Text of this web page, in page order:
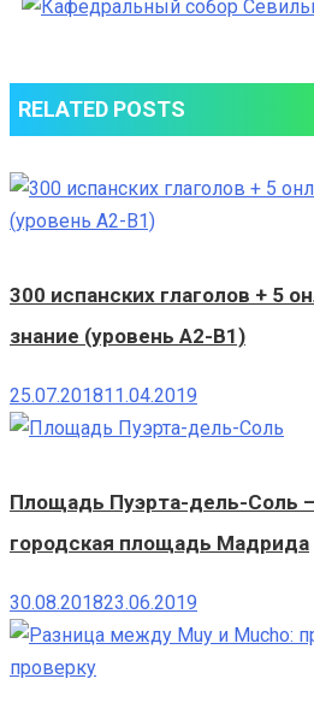
RELATED POSTS
300 испанских глаголов + 5
знание (уровень A2-B1)
25.07.201811.04.2019
Площадь Пуэрта-дель-Соль
городская площадь Мадрида
30.08.201823.06.2019